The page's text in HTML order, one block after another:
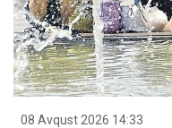
08 Avqust 2026 14:33